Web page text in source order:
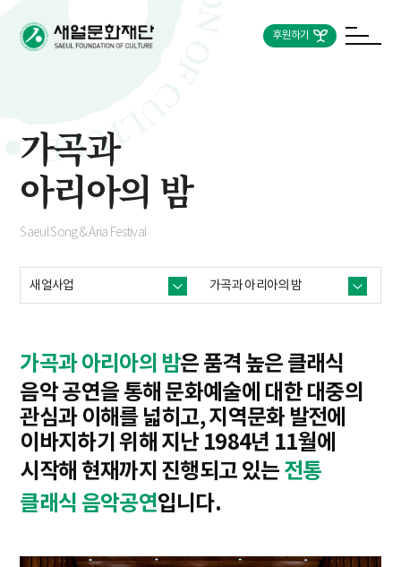
후원하기
가곡과
아리아의 밤
Saeul Song & Aria Festival
새얼사업 가곡과아리아의 밤
가곡과 아리아의 밤은 품격 높은 클래식
음악 공연을 통해 문화예술에 대한 대중의
관심과 이해를 넓히고, 지역문화 발전에
이바지하기 위해 지난 1984년 11월에
시작해 현재까지 진행되고 있는 전통
클래식 음악공연입니다.